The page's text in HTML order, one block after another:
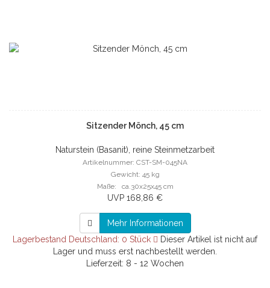
Sitzender Mönch, 45 cm
Naturstein (Basanit), reine Steinmetzarbeit
Artikelnummer: CST-SM-045NA
Gewicht: 45 kg
Maße: ca.30x25x45 cm
UVP 168,86 €
Mehr Informationen
Lagerbestand Deutschland: 0 Stück
Dieser Artikel ist nicht auf
Lager und muss erst nachbestellt werden.
Lieferzeit: 8 - 12 Wochen